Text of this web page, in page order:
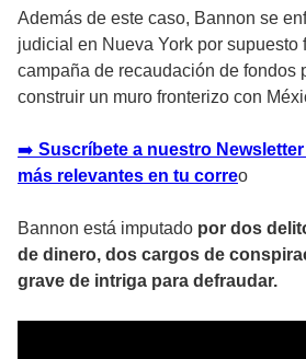
Además de este caso, Bannon se
judicial en Nueva York por supuesto
campaña de recaudación de fondos
construir un muro fronterizo con
➡️ Suscríbete a nuestro
más relevantes en tu correo
Bannon está imputado por dos
de dinero, dos cargos de
grave de intriga para defraudar.